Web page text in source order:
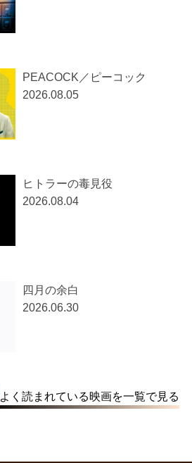
PEACOCK／ピーコック
2026.08.05
ヒトラーの毒見役
2026.08.04
四月の余白
2026.06.30
よく読まれている映画を一覧で見る